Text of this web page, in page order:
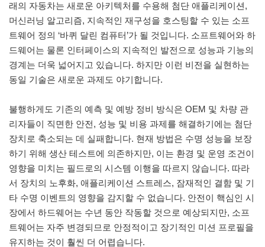
래의 자동차는 새로운 아키텍처를 수용해 첨단 애플리케이션,
머신러닝 알고리즘, 지속적인 재구성을 호스팅할 수 있는 소프
트웨어 정의 ‘바퀴 달린 컴퓨터’가 될 것입니다. 소프트웨어와 하
드웨어는 물론 인터페이스의 지속적인 발전으로 성능과 기능의
경계는 더욱 넓어지고 있습니다. 하지만 이런 비전을 실현하는
동일 기술은 새로운 과제도 야기합니다.
불행하게도 기존의 예측 및 예방 정비 방식은 OEM 및 차량 관
리자들이 직면한 안전, 성능 및 비용 과제를 해결하기에는 첨단
장치로 축소되는 데 실패합니다. 현재 방법은 수명 성능을 보장
하기 위해 생산 테스트에 의존하지만, 이는 환경 및 운영 조건이
영향을 미치는 필드로의 시스템 이행을 따르지 않습니다. 따라
서 장치의 노후화, 애플리케이션 스트레스, 잠재적인 결함 및 기
타 수명 이벤트의 영향을 감지할 수 없습니다. 안전이 핵심인 시
장에서 하드웨어는 수년 동안 작동할 것으로 예상되지만, 소프
트웨어는 자주 변경되므로 안정적이고 장기적인 미션 프로필을
유지하는 것이 훨씬 더 어렵습니다.